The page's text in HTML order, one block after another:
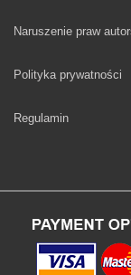
Naruszenie praw
Polityka prywatności
Regulamin